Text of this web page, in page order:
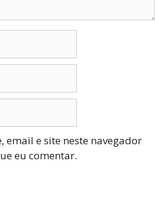
email e site neste navegador
eu comentar.